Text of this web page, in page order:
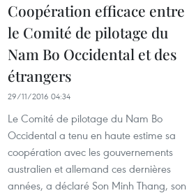
Coopération efficace entre
le Comité de pilotage du
Nam Bo Occidental et des
étrangers
29/11/2016 04:34
Le Comité de pilotage du Nam Bo
Occidental a tenu en haute estime sa
coopération avec les gouvernements
australien et allemand ces dernières
années, a déclaré Son Minh Thang, son